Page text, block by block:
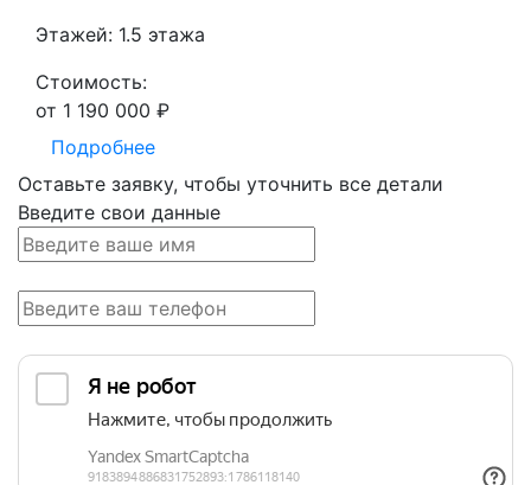
Этажей: 1.5 этажа
Стоимость:
от 1 190 000 ₽
Подробнее
Оставьте заявку, чтобы уточнить все детали
Введите свои данные